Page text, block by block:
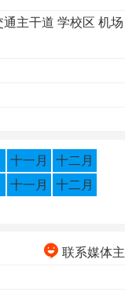
通主干道 学校区 机场
十一月
十二月
十一月
十二月
联系媒体主